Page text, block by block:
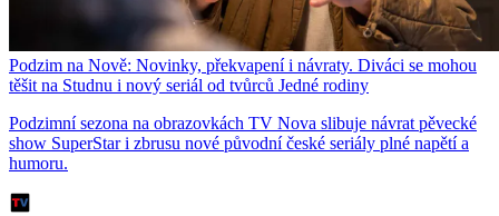
Podzim na Nově: Novinky, překvapení i návraty. Diváci se mohou
těšit na Studnu i nový seriál od tvůrců Jedné rodiny
Podzimní sezona na obrazovkách TV Nova slibuje návrat pěvecké
show SuperStar i zbrusu nové původní české seriály plné napětí a
humoru.